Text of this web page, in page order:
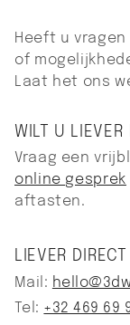
Heeft u
of
Laat het ons
WILT U LIEVER
Vraag een
online gesprek
aftasten.
LIEVER
Mail:
Tel: +32 469 69